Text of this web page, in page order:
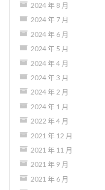
2024 年 8 月
2024 年 7 月
2024 年 6 月
2024 年 5 月
2024 年 4 月
2024 年 3 月
2024 年 2 月
2024 年 1 月
2022 年 4 月
2021 年 12 月
2021 年 11 月
2021 年 9 月
2021 年 6 月